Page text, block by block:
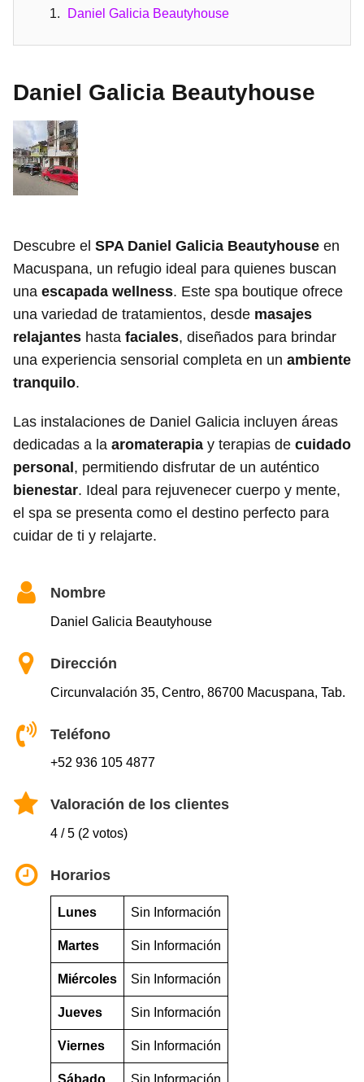
Daniel Galicia Beautyhouse
Daniel Galicia Beautyhouse
Descubre el SPA Daniel Galicia Beautyhouse en
Macuspana, un refugio ideal para quienes buscan
una escapada wellness. Este spa boutique ofrece
una variedad de tratamientos, desde masajes
relajantes hasta faciales, diseñados para brindar
una experiencia sensorial completa en un ambiente
tranquilo.
Las instalaciones de Daniel Galicia incluyen áreas
dedicadas a la aromaterapia y terapias de cuidado
personal , permitiendo disfrutar de un auténtico
bienestar. Ideal para rejuvenecer cuerpo y mente,
el spa se presenta como el destino perfecto para
cuidar de ti y relajarte.
Nombre
Daniel Galicia Beautyhouse
Dirección
Circunvalación 35, Centro, 86700 Macuspana, Tab.
Teléfono
+52 936 105 4877
Valoración de los clientes
4 / 5 (2 votos)
Horarios
Lunes Sin Información
Martes Sin Información
Miércoles Sin Información
Jueves Sin Información
Viernes Sin Información
Sábado Sin Información